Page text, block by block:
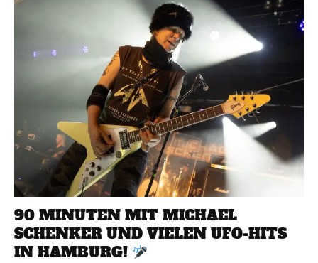
90 MINUTEN MIT MICHAEL
SCHENKER UND VIELEN UFO-HITS
IN HAMBURG!